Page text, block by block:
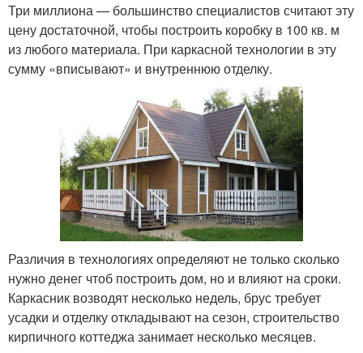
Три миллиона — большинство специалистов считают эту
цену достаточной, чтобы построить коробку в 100 кв. м
из любого материала. При каркасной технологии в эту
сумму «вписывают» и внутреннюю отделку.
Различия в технологиях определяют не только сколько
нужно денег чтоб построить дом, но и влияют на сроки.
Каркасник возводят несколько недель, брус требует
усадки и отделку откладывают на сезон, строительство
кирпичного коттеджа занимает несколько месяцев.